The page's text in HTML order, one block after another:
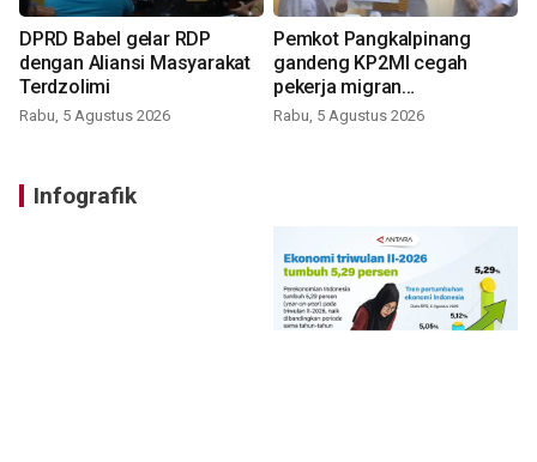
DPRD Babel gelar RDP
dengan Aliansi Masyarakat
Terdzolimi
Rabu, 5 Agustus 2026
Pemkot Pangkalpinang
gandeng KP2MI cegah
pekerja migran
nonprosedural
Rabu, 5 Agustus 2026
Infografik